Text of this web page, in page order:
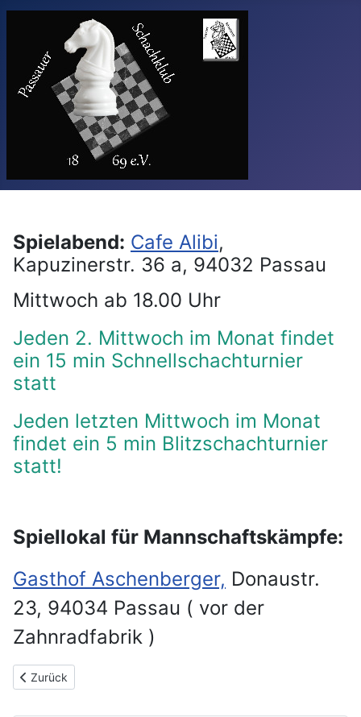
Spielabend: Cafe Alibi,
Kapuzinerstr. 36 a, 94032 Passau
Mittwoch ab 18.00 Uhr
Jeden 2. Mittwoch im Monat findet
ein 15 min Schnellschachturnier
statt
Jeden letzten Mittwoch im Monat
findet ein 5 min Blitzschachturnier
statt!
Spiellokal für Mannschaftskämpfe:
Gasthof Aschenberger, Donaustr.
23, 94034 Passau ( vor der
Zahnradfabrik )
Vorheriger Beitrag: Impressum
Zurück